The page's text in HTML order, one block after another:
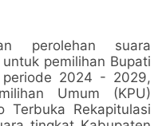
perolehan suara
pemilihan Bupati
periode 2024 - 2029,
Umum (KPU)
Terbuka Rekapitulasi